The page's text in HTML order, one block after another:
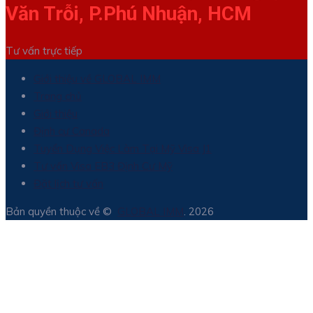
Văn Trỗi, P.Phú Nhuận, HCM
Tư vấn trực tiếp
Bản quyền thuộc về © . 2026